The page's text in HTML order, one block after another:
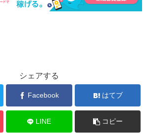
シェアする
Facebook はてブ
LINE コピー